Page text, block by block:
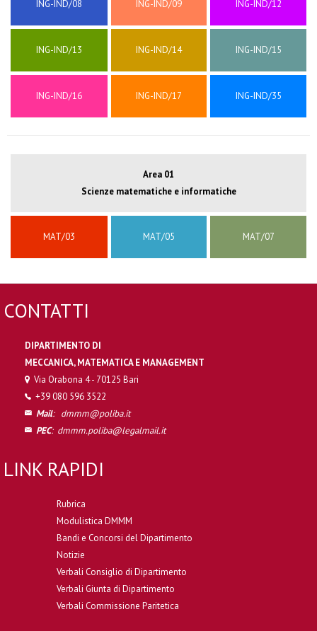
ING-IND/08 ING-IND/09 ING-IND/12
ING-IND/13 ING-IND/14 ING-IND/15
ING-IND/16 ING-IND/17 ING-IND/35
Area 01
Scienze matematiche e informatiche
MAT/03 MAT/05 MAT/07
CONTATTI
DIPARTIMENTO DI
MECCANICA, MATEMATICA E MANAGEMENT
Via Orabona 4 - 70125 Bari
+39 080 596 3522
Mail: dmmm@poliba.it
PEC: dmmm.poliba@legalmail.it
LINK RAPIDI
Rubrica
Modulistica DMMM
Bandi e Concorsi del Dipartimento
Notizie
Verbali Consiglio di Dipartimento
Verbali Giunta di Dipartimento
Verbali Commissione Paritetica